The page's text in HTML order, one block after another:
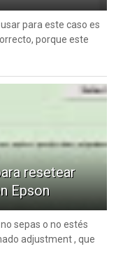
para este caso es
porque este
resetear
Epson
sepas o no estés
adjustment , que